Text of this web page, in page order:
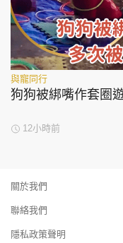
與寵同行
狗狗被綁嘴作套圈
12小時前
關於我們
聯絡我們
隱私政策聲明